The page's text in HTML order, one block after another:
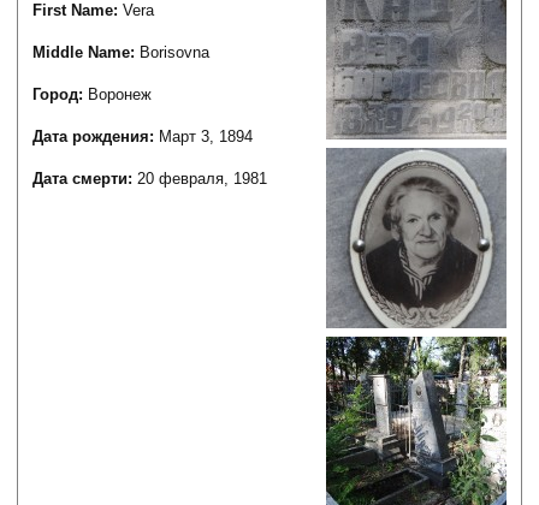
First Name:Vera
Middle Name: Borisovna
Город: Воронеж
Дата рождения: Март 3, 1894
Дата смерти:20 февраля, 1981